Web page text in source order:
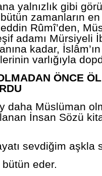
yalnızlık gibi
zamanların
Rûmî’den,
adamı Mürsiyeli
kadar,
varlığıyla
ÖNCE
daha Müslüman
İnsan Sözü
sevdiğim aşkla
eder.